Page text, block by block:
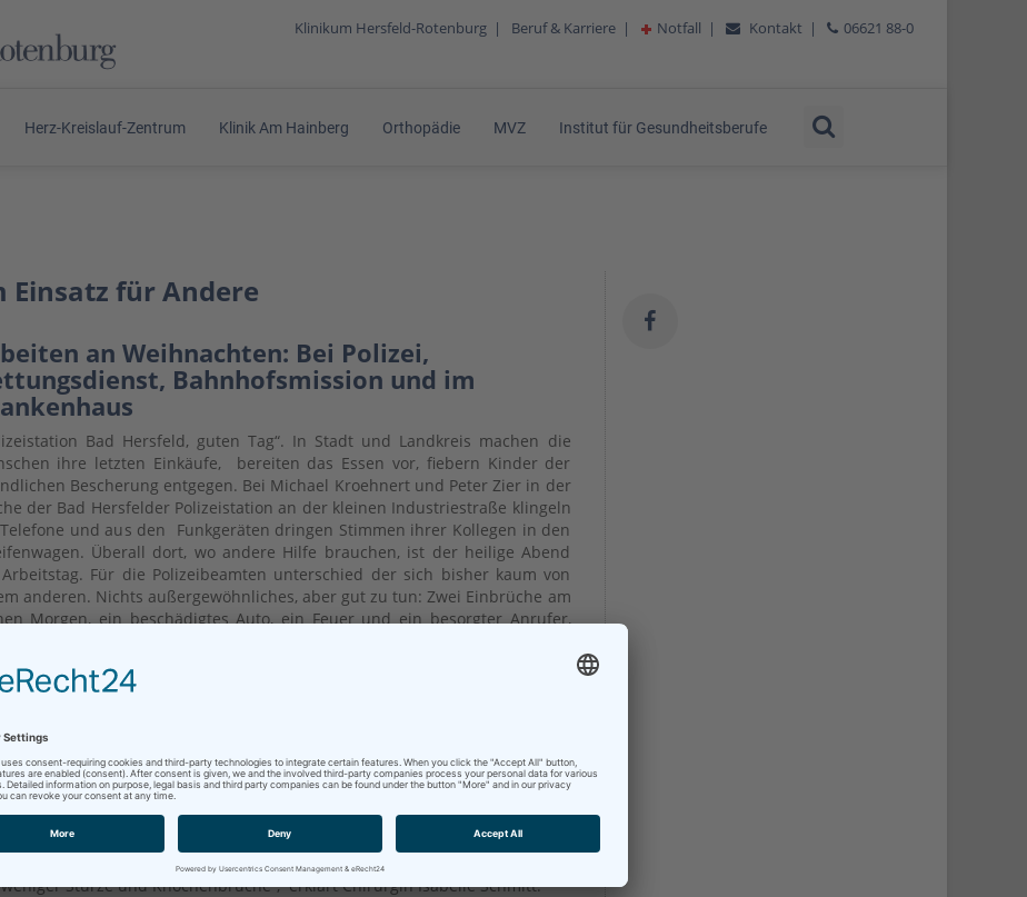
Klinikum Hersfeld-Rotenburg | Beruf & Karriere | Notfall | Kontakt | 06621 88-0
Herz-Kreislauf-Zentrum Klinik Am Hainberg Orthopädie MVZ Institut für Gesundheitsberufe
Einsatz für Andere
an Weihnachten: Bei Polizei,
Bahnhofsmission und im
Bad Hersfeld, guten Tag“. In Stadt und Landkreis machen die
ihre letzten Einkäufe, bereiten das Essen vor, fiebern Kinder der
Bescherung entgegen. Bei Michael Kroehnert und Peter Zier in der
der Bad Hersfelder Polizeistation an der kleinen Industriestraße klingeln
und aus den Funkgeräten dringen Stimmen ihrer Kollegen in den
Überall dort, wo andere Hilfe brauchen, ist der heilige Abend
Für die Polizeibeamten unterschied der sich bisher kaum von
anderen. Nichts außergewöhnliches, aber gut zu tun: Zwei Einbrüche am
Morgen, ein beschädigtes Auto, ein Feuer und ein besorgter Anrufer,
ein, um den Beamten frohe Weihnachten zu wünschen. Dass der Chef
diejenigen, die an Heiligabend für andere im Einsatz sind,
die Bahnhofsmission, die Rettungsleitstelle und die Rettungswache
und Krankheiten machen auch vor den Feiertagen nicht halt. So hat
die Unfallambulanz im Klinikum am Heiligabend kontinuierlich zu tun.
sind die Rahmenbedingungen in diesem Jahr vergleichsweise gut.
haben dieses Jahr keinen Schnee und kein Glatteis. Deshalb hoffen wir
Stürze und Knochenbrüche“, erklärt Chirurgin Isabelle Schmitt.